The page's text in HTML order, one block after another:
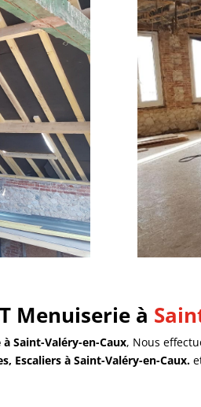
Menuiserie à
Saint-Valéry-en-Caux, Nous
Escaliers à Saint-Valéry-en-Caux.